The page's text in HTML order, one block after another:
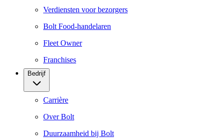
Verdiensten voor bezorgers
Bolt Food-handelaren
Fleet Owner
Franchises
Bedrijf
Carrière
Over Bolt
Duurzaamheid bij Bolt